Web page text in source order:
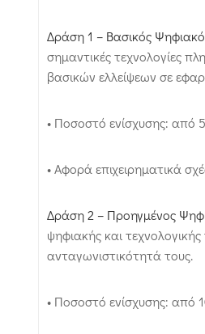
Δράση 1 – Βασικός
σημαντικές τεχνολογίες
βασικών ελλείψεων σε
• Ποσοστό ενίσχυσης: από
• Αφορά επιχειρηματικά
Δράση 2 – Προηγμένος
ψηφιακής και
ανταγωνιστικότητά τους.
• Ποσοστό ενίσχυσης: από